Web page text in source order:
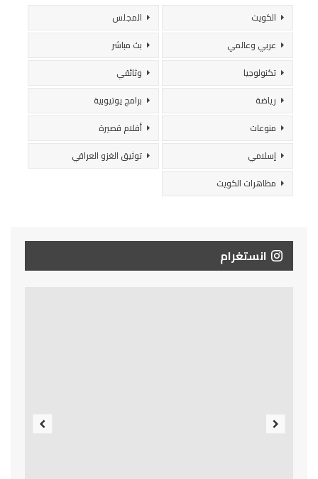
الكويت
المجلس
عربي وعالمي
بث مباشر
تكنولوجيا
وثائقي
رياضة
برامج يوتيوبية
منوعات
أفلام قصيرة
إسلامي
توثيق الغزو العراقي
مظاهرات الكويت
انستغرام